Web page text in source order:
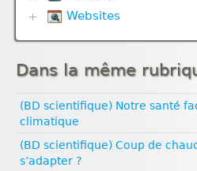
Divers
Evolution
Nutrition
Ressources naturelles et
Communication nerveuse
Corps humain
Défense immunitaire
Nutrition
Reproduction
Reproduction animale
Biodiversité
Défense immunitaire
Evolution
Génétique
Géodynamique interne
Ressources naturelles et
Websites
Esprit critique
Géologie
Médias
Pédagogie
Santé
Sexualité
Dans la même
(BD scientifique) Notre santé
climatique
(BD scientifique) Coup de
s’adapter ?